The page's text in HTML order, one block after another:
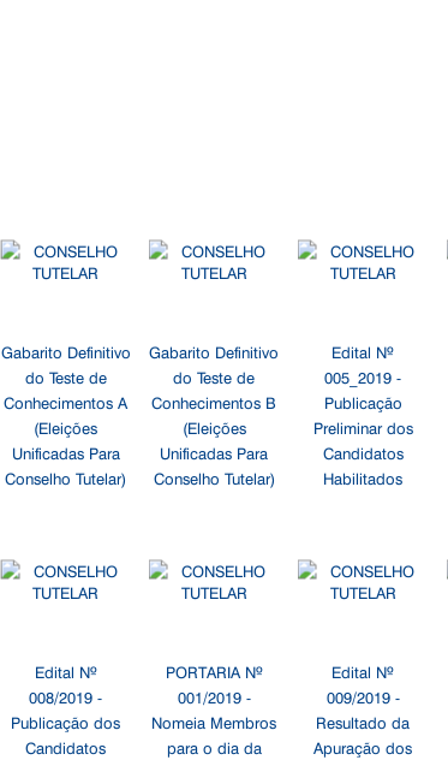
Gabarito Definitivo
do Teste de
Conhecimentos A
(Eleições
Unificadas Para
Conselho Tutelar)
Gabarito Definitivo
do Teste de
Conhecimentos B
(Eleições
Unificadas Para
Conselho Tutelar)
Edital Nº
005_2019 -
Publicação
Preliminar dos
Candidatos
Habilitados
Edital Nº
008/2019 -
Publicação dos
Candidatos
PORTARIA Nº
001/2019 -
Nomeia Membros
para o dia da
Edital Nº
009/2019 -
Resultado da
Apuração dos